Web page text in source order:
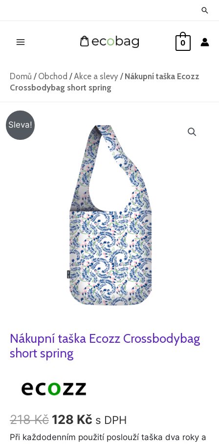
0
Domů / Obchod /Akce a slevy / Nákupní taška Ecozz
Crossbodybag short spring
Sleva!
Nákupní taška Ecozz Crossbodybag
short spring
218Kč
Původní
218 Kč.
128 Kč
Aktuální
cena
je:
128 Kč.
s DPH
Při každodenním použití poslouží taška dva roky a
Nákupní